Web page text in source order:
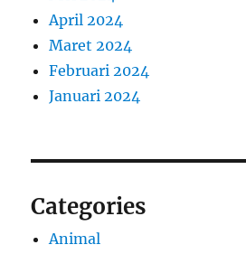
April 2024
Maret 2024
Februari 2024
Januari 2024
Categories
Animal